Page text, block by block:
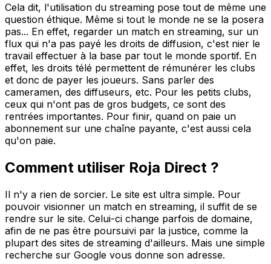
Cela dit, l'utilisation du streaming pose tout de même une
question éthique. Même si tout le monde ne se la posera
pas... En effet, regarder un match en streaming, sur un
flux qui n'a pas payé les droits de diffusion, c'est nier le
travail effectuer à la base par tout le monde sportif. En
effet, les droits télé permettent de rémunérer les clubs
et donc de payer les joueurs. Sans parler des
cameramen, des diffuseurs, etc. Pour les petits clubs,
ceux qui n'ont pas de gros budgets, ce sont des
rentrées importantes. Pour finir, quand on paie un
abonnement sur une chaîne payante, c'est aussi cela
qu'on paie.
Comment utiliser Roja Direct ?
Il n'y a rien de sorcier. Le site est ultra simple. Pour
pouvoir visionner un match en streaming, il suffit de se
rendre sur le site. Celui-ci change parfois de domaine,
afin de ne pas être poursuivi par la justice, comme la
plupart des sites de streaming d'ailleurs. Mais une simple
recherche sur Google vous donne son adresse.